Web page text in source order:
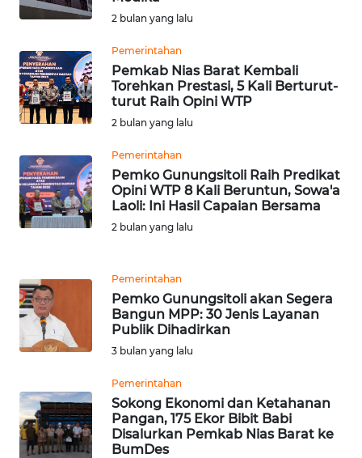
2 bulan yang lalu
Pemerintahan
Pemkab Nias Barat Kembali
Torehkan Prestasi, 5 Kali Berturut-
turut Raih Opini WTP
2 bulan yang lalu
Pemerintahan
Pemko Gunungsitoli Raih Predikat
Opini WTP 8 Kali Beruntun, Sowa'a
Laoli: Ini Hasil Capaian Bersama
2 bulan yang lalu
Pemerintahan
Pemko Gunungsitoli akan Segera
Bangun MPP: 30 Jenis Layanan
Publik Dihadirkan
3 bulan yang lalu
Pemerintahan
Sokong Ekonomi dan Ketahanan
Pangan, 175 Ekor Bibit Babi
Disalurkan Pemkab Nias Barat ke
BumDes
WN
SIMALUNGUN
LABUHANBATU
WN
TAPANULI
WN DELI
SERDANG
WN
WN
PAKPAK